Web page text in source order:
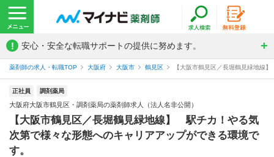
! 安心・安全な転職サポートの提供に努めます。
薬剤師の求人・転職TOP 大阪府 大阪市 鶴見区 【大阪市鶴見区／長堀鶴見緑地線
正社員 調剤薬局
大阪府大阪市鶴見区・調剤薬局の薬剤師求人（法人名非公開）
【大阪市鶴見区／長堀鶴見緑地線】 駅チカ！やる気
次第で様々な形態へのキャリアアップができる環境で
す。